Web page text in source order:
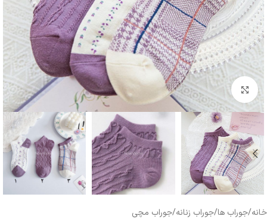
بزرگنمایی تصویر
خانه/جوراب ها/جوراب زنانه/جوراب مچی